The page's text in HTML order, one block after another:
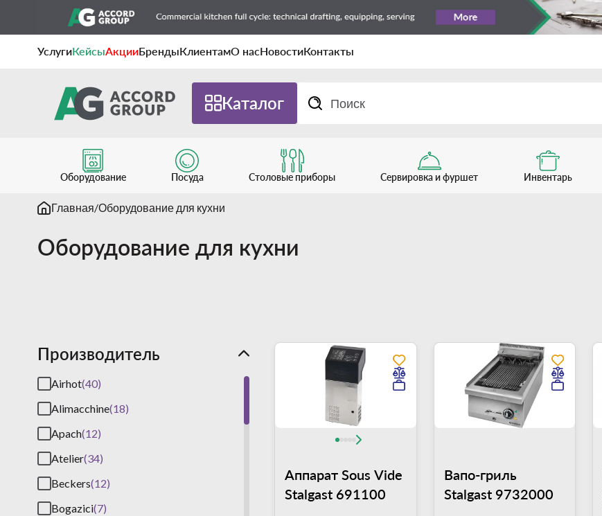
УслугиКейсыАкцииБрендыКлиентамО насНовостиКонтакты
Каталог
Оборудование Посуда Столовые приборы Сервировка и фуршет Инвентарь
Главная Оборудование для кухни
Оборудование для кухни
Производитель
Airhot(40)
Alimacchine(18)
Apach(12)
Atelier(34)
Beckers(12)
Bogazici(7)
Аппарат Sous Vide
Stalgast 691100
Вапо-гриль
Stalgast 9732000